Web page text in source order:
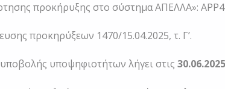
προκήρυξης στο σύστημα ΑΠΕΛΛΑ»:
προκηρύξεων 1470/15.04.2025, τ. Γ’.
υποψηφιοτήτων λήγει στις